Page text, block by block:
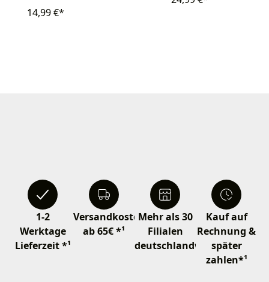
14,99 €*
1-2
Werktage
Lieferzeit *¹
Versandkostenfrei
ab 65€ *¹
Mehr als 30
Filialen
deutschlandweit
Kauf auf
Rechnung &
später
zahlen*¹